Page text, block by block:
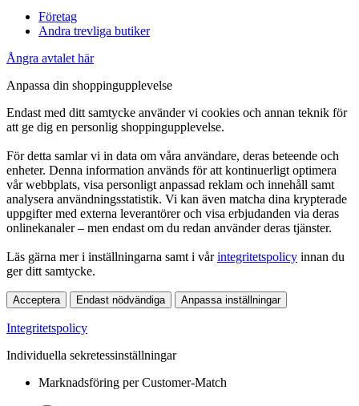
Företag
Andra trevliga butiker
Ångra avtalet här
Anpassa din shoppingupplevelse
Endast med ditt samtycke använder vi cookies och annan teknik för
att ge dig en personlig shoppingupplevelse.
För detta samlar vi in data om våra användare, deras beteende och
enheter. Denna information används för att kontinuerligt optimera
vår webbplats, visa personligt anpassad reklam och innehåll samt
analysera användningsstatistik. Vi kan även matcha dina krypterade
uppgifter med externa leverantörer och visa erbjudanden via deras
onlinekanaler – men endast om du redan använder deras tjänster.
Läs gärna mer i inställningarna samt i vårintegritetspolicy innan du
ger ditt samtycke.
Acceptera Endast nödvändiga Anpassa inställningar
Integritetspolicy
Individuella sekretessinställningar
Marknadsföring per Customer-Match